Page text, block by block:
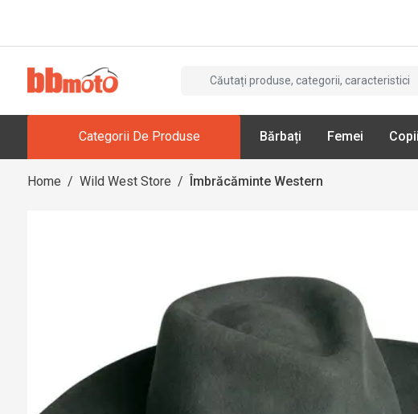
Categorii De Produse Bărbați Femei Copii
Home / Wild West Store / Îmbrăcăminte Western